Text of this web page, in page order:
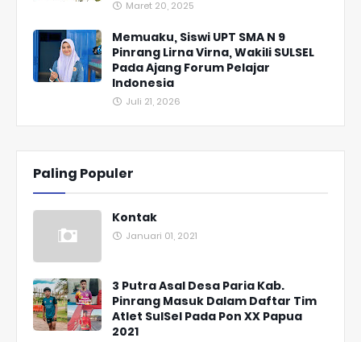
Maret 20, 2025
Memuaku, Siswi UPT SMA N 9
Pinrang Lirna Virna, Wakili SULSEL
Pada Ajang Forum Pelajar
Indonesia
Juli 21, 2026
Paling Populer
Kontak
Januari 01, 2021
3 Putra Asal Desa Paria Kab.
Pinrang Masuk Dalam Daftar Tim
Atlet SulSel Pada Pon XX Papua
2021